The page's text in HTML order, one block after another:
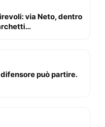
via Neto, dentro
può partire.